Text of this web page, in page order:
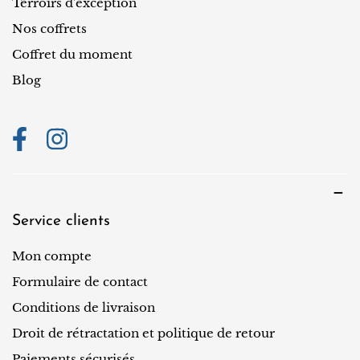
o
n
Terroirs d'exception
Nos coffrets
Coffret du moment
Blog
Service clients
Mon compte
Formulaire de contact
Conditions de livraison
Droit de rétractation et politique de retour